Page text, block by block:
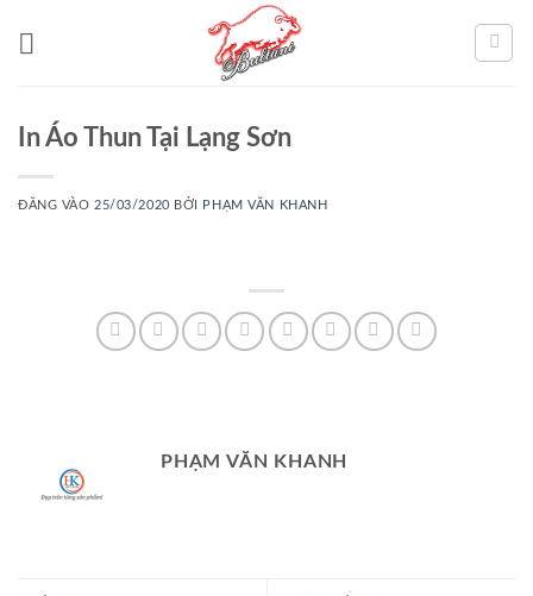
In Áo Thun Tại Lạng Sơn
ĐĂNG VÀO 25/03/2020 BỞI PHẠM VĂN KHANH
PHẠM VĂN KHANH